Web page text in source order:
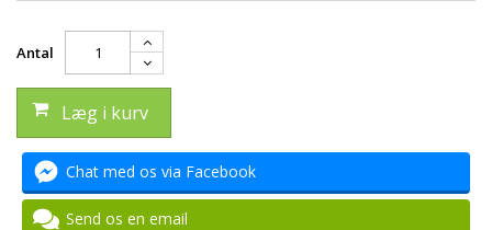
Antal
Læg i kurv
Chat med os via Facebook
Send os en email